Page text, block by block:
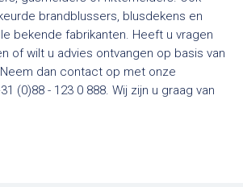
brandblussers, blusdekens en
bekende fabrikanten. Heeft u vragen
of wilt u advies ontvangen op basis van
dan contact op met onze
(0)88 - 123 0 888. Wij zijn u graag van